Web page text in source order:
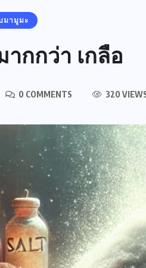
มามูมะ
ากกว่า เกลือ
0 COMMENTS 320